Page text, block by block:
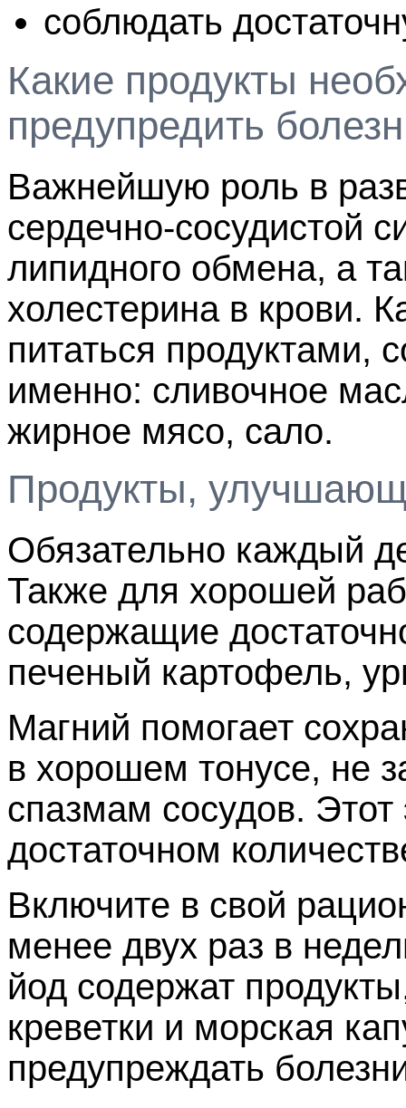
соблюдать
Какие продукты
предупредить
Важнейшую роль в
сердечно-сосудистой
липидного обмена, а
холестерина в крови.
питаться
именно: сливочное
жирное мясо, сало.
Продукты,
Обязательно каждый
Также для хорошей
содержащие
печеный картофель,
Магний помогает
в хорошем тонусе, не
спазмам сосудов.
достаточном
Включите в свой
менее двух раз в
йод содержат
креветки и морская
предупреждать